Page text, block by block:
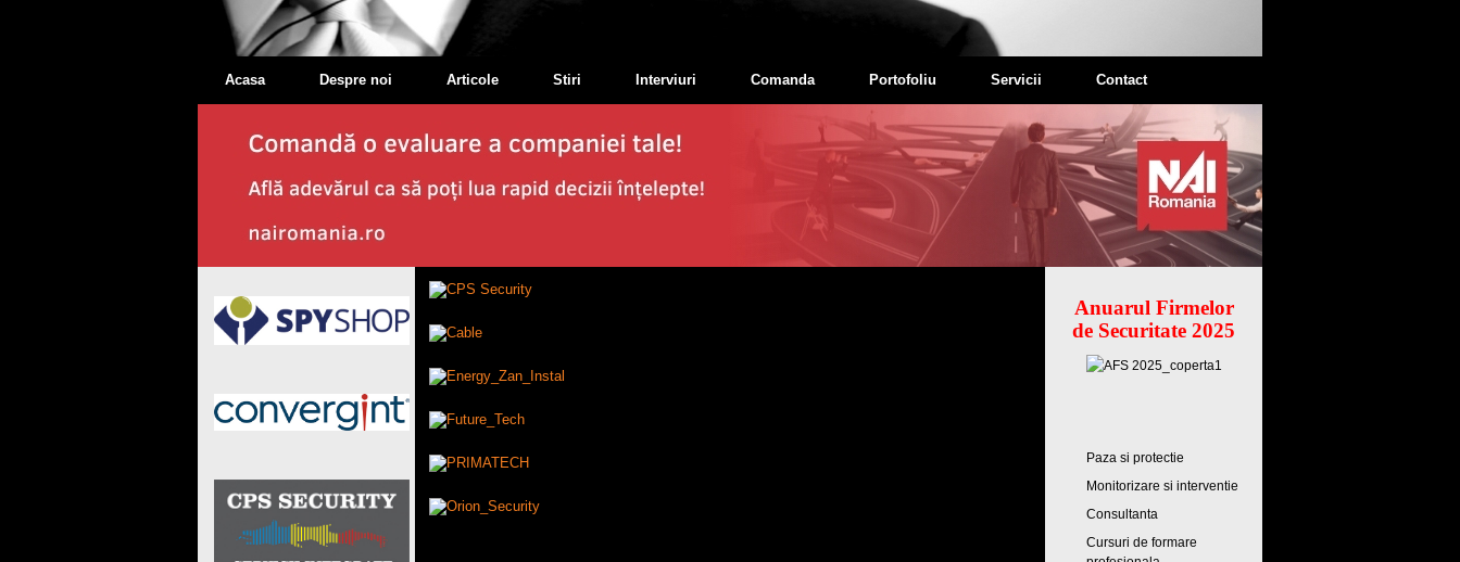
Acasa Despre noi Articole Stiri Interviuri Comanda Portofoliu Servicii Contact
Anuarul Firmelor
de Securitate 2025
Paza si protectie
Monitorizare si interventie
Consultanta
Cursuri de formare